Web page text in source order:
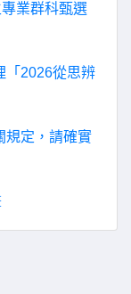
業群科甄選
「2026從思辨
規定，請確實